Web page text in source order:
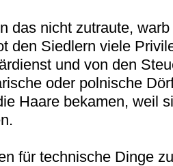
das nicht zutraute,
den Siedlern viele
und von den
oder polnische
Haare bekamen, weil
für technische Dinge